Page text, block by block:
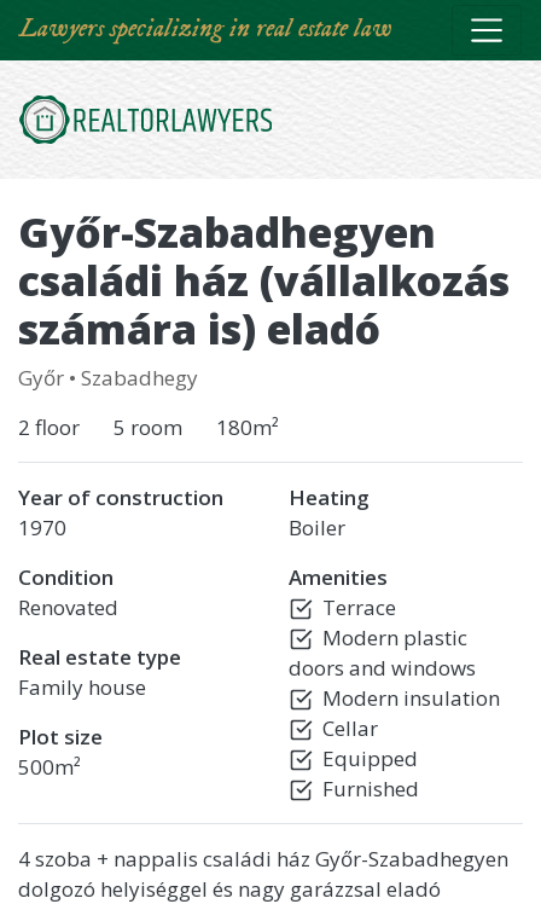
Skip
to
content
Lawyers specializing in real estate law
Győr-Szabadhegyen
családi ház (vállalkozás
számára is) eladó
Győr • Szabadhegy
2 floor
5 room 180m²
Year of construction
1970
Condition
Renovated
Real estate type
Family house
Plot size
500m²
Heating
Boiler
Amenities
Terrace
Modern plastic
doors and windows
Modern insulation
Cellar
Equipped
Furnished
4 szoba + nappalis családi ház Győr-Szabadhegyen
dolgozó helyiséggel és nagy garázzsal eladó